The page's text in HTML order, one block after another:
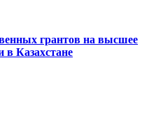
грантов на высшее
в Казахстане